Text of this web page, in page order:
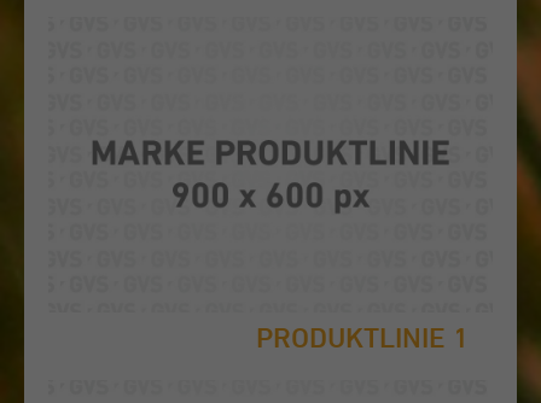
PRODUKTLINIE 1